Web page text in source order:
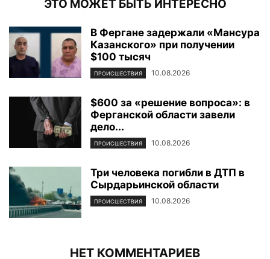
ЭТО МОЖЕТ БЫТЬ ИНТЕРЕСНО
В Фергане задержали «Мансура
Казанского» при получении
$100 тысяч
ПРОИСШЕСТВИЯ 10.08.2026
$600 за «решение вопроса»: в
Ферганской области завели
дело...
ПРОИСШЕСТВИЯ 10.08.2026
Три человека погибли в ДТП в
Сырдарьинской области
ПРОИСШЕСТВИЯ 10.08.2026
НЕТ КОММЕНТАРИЕВ